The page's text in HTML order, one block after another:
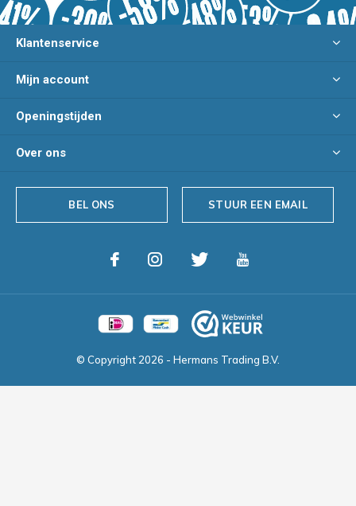
Klantenservice
Mijn account
Openingstijden
Over ons
BEL ONS STUUR EEN EMAIL
© Copyright 2026 - Hermans Trading B.V.